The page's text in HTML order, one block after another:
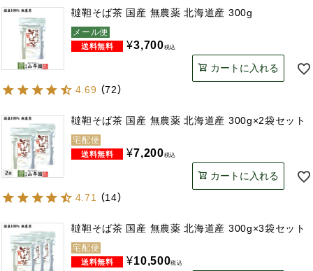
韃靼そば茶 国産 無農薬 北海道産 300g
メール便
¥3,700税込
カートに入れる
4.69 （72）
韃靼そば茶 国産 無農薬 北海道産 300g×2袋セット
宅配便
¥7,200税込
カートに入れる
4.71
（14）
韃靼そば茶 国産 無農薬 北海道産 300g×3袋セット
宅配便
¥10,500税込